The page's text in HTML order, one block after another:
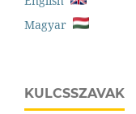
Magyar
KULCSSZAVAK